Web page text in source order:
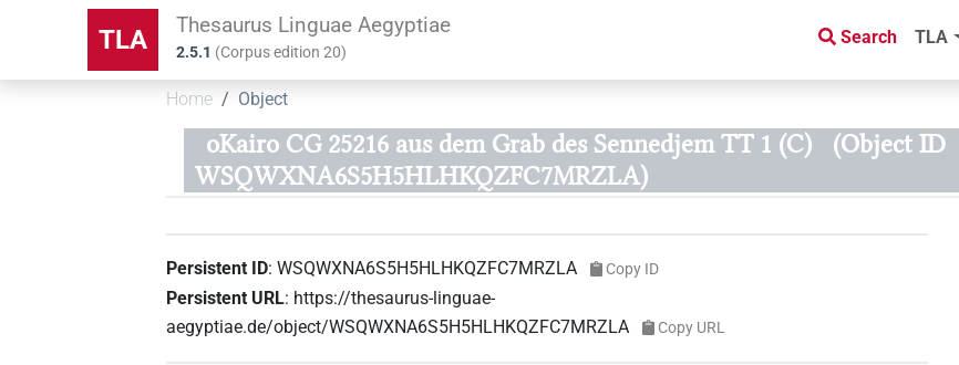
TLA Thesaurus Linguae Aegyptiae
2.5.1 (Corpus edition20)
Search TLA
Home Object
oKairo CG 25216 aus dem Grab des Sennedjem TT 1 (C)
(Object ID
WSQWXNA6S5H5HLHKQZFC7MRZLA)
Persistent ID:WSQWXNA6S5H5HLHKQZFC7MRZLA Copy ID
Persistent URL: https://thesaurus-linguae-
aegyptiae.de/object/WSQWXNA6S5H5HLHKQZFC7MRZLA
Copy URL